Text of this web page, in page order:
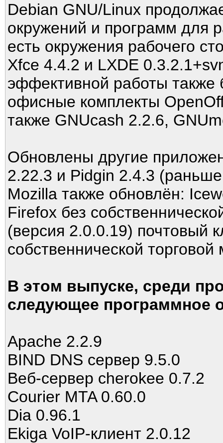
Debian GNU/Linux
окружений и программ для
есть окружения рабочего
Xfce 4.4.2 и LXDE
эффективной работы
офисные комплекты
также GNUcash 2.2.6,
Обновлены другие
2.22.3 и Pidgin 2.4.3
Mozilla также обновлён:
Firefox без
(версия 2.0.0.19) почтовый
собственнической торговой
В этом выпуске, среди
следующее программное
Apache 2.2.9
BIND DNS сервер 9.5.0
Веб-сервер cherokee 0.7.2
Courier MTA 0.60.0
Dia 0.96.1
Ekiga VoIP-клиент 2.0.12